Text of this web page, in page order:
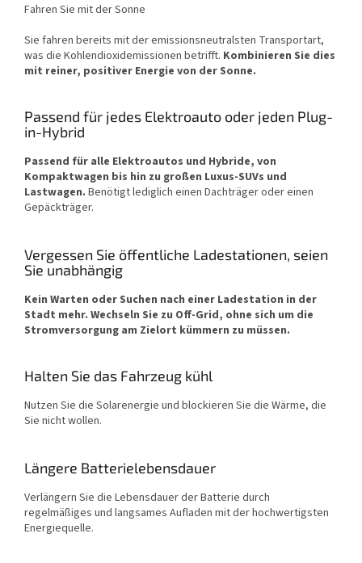
Fahren Sie mit der Sonne
Sie fahren bereits mit der emissionsneutralsten Transportart,
was die Kohlendioxidemissionen betrifft. Kombinieren Sie dies
mit reiner, positiver Energie von der Sonne.
Passend für jedes Elektroauto oder jeden Plug-
in-Hybrid
Passend für alle Elektroautos und Hybride, von
Kompaktwagen bis hin zu großen Luxus-SUVs und
Lastwagen. Benötigt lediglich einen Dachträger oder einen
Gepäckträger.
Vergessen Sie öffentliche Ladestationen, seien
Sie unabhängig
Kein Warten oder Suchen nach einer Ladestation in der
Stadt mehr. Wechseln Sie zu Off-Grid, ohne sich um die
Stromversorgung am Zielort kümmern zu müssen.
Halten Sie das Fahrzeug kühl
Nutzen Sie die Solarenergie und blockieren Sie die Wärme, die
Sie nicht wollen.
Längere Batterielebensdauer
Verlängern Sie die Lebensdauer der Batterie durch
regelmäßiges und langsames Aufladen mit der hochwertigsten
Energiequelle.